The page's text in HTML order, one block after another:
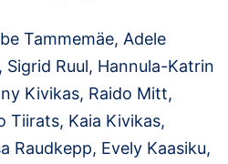
Tammemäe, Adele
Sigrid Ruul, Hannula-Katrin
Kivikas, Raido Mitt,
Tiirats, Kaia Kivikas,
Raudkepp, Evely Kaasiku,